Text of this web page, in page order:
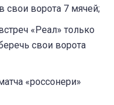
свои ворота 7 мячей;
«Реал» только
свои ворота
«россонери»